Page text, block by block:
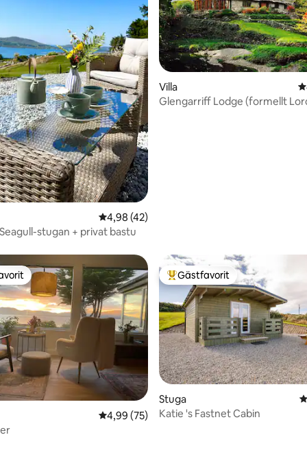
betyg, 372 omdömen
4,98 av 5 i genomsnittligt betyg, 42
4,98 (42)
stugan + privat bastu
Villa
Glengarriff Lodge (formellt
betyg, 198 omdömen4,99 av 5 i genomsnittligt betyg, 75
4,99 (75)
Populär gästfavorit
Gästfavorit
Stuga
Katie 's Fastnet Cabin